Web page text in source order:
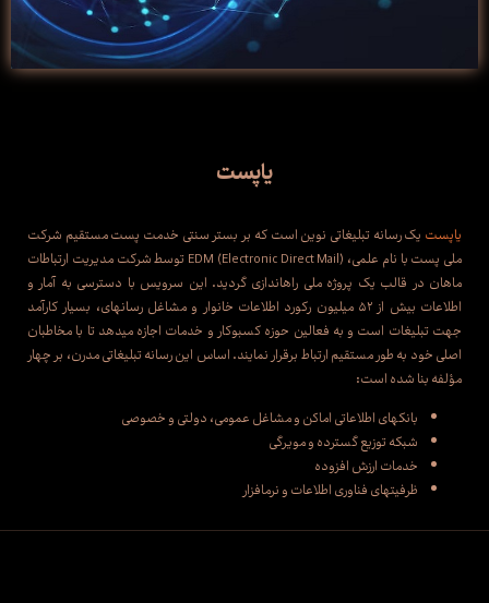
یا‌پست
یاپست یک رسانه تبلیغاتی نوین است که بر بستر سنتی خدمت پست مستقیم شرکت
ملی پست با نام علمی، EDM (Electronic Direct Mail) توسط شرکت مدیریت ارتباطات
ماهان در قالب یک پروژه ملی راه‌اندازی گردید. این سرویس با دسترسی به آمار و
اطلاعات بیش از ۵۲ میلیون رکورد اطلاعات خانوار و مشاغل رسانه‌ای، بسیار کارآمد
جهت تبلیغات است و به فعالین حوزه کسب‌وکار و خدمات اجازه می‌دهد تا با مخاطبان
اصلی خود به طور مستقیم ارتباط برقرار نمایند. اساس این رسانه تبلیغاتی مدرن، بر چهار
مؤلفه بنا شده است:
بانک‌های اطلاعاتی اماکن و مشاغل عمومی، دولتی و خصوصی
شبکه توزیع گسترده و مویرگی
خدمات ارزش افزوده
ظرفیت‌های فناوری اطلاعات و نرم‌افزار